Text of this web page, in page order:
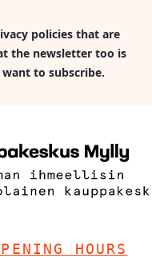
policies that are
the newsletter too is
to subscribe.
HOURS